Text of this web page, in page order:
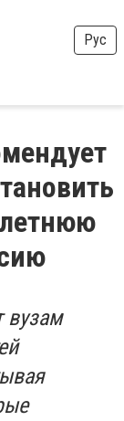
Рус
летнюю
вузам